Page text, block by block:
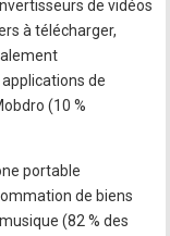
de vidéos
à télécharger,
de
(10 %
portable
de biens
(82 % des